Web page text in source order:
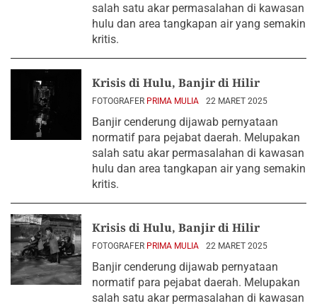
salah satu akar permasalahan di kawasan
hulu dan area tangkapan air yang semakin
kritis.
Krisis di Hulu, Banjir di Hilir
FOTOGRAFER PRIMA MULIA 22 MARET 2025
Banjir cenderung dijawab pernyataan
normatif para pejabat daerah. Melupakan
salah satu akar permasalahan di kawasan
hulu dan area tangkapan air yang semakin
kritis.
Krisis di Hulu, Banjir di Hilir
FOTOGRAFER PRIMA MULIA 22 MARET 2025
Banjir cenderung dijawab pernyataan
normatif para pejabat daerah. Melupakan
salah satu akar permasalahan di kawasan